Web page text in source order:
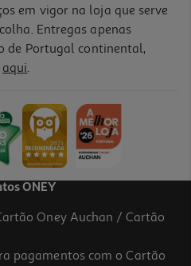
em vigor na loja que serve
Entregas apenas
de Portugal continental,
aqui.
ONEY
Oney Auchan / Cartão
pagamentos com o Cartão